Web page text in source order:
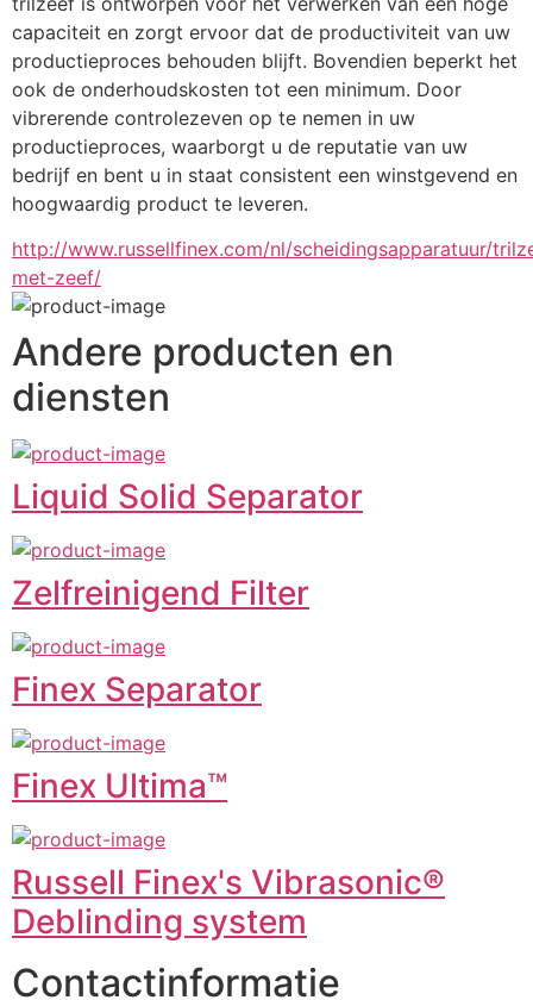
capaciteit en zorgt ervoor dat de productiviteit van uw
productieproces behouden blijft. Bovendien beperkt het
ook de onderhoudskosten tot een minimum. Door
vibrerende controlezeven op te nemen in uw
productieproces, waarborgt u de reputatie van uw
bedrijf en bent u in staat consistent een winstgevend en
hoogwaardig product te leveren.
http://www.russellfinex.com/nl/scheidingsapparatuur/
met-zeef/
Andere producten en
diensten
Liquid Solid Separator
Zelfreinigend Filter
Finex Separator
Finex Ultima™
Russell Finex's Vibrasonic®
Deblinding system
Contactinformatie